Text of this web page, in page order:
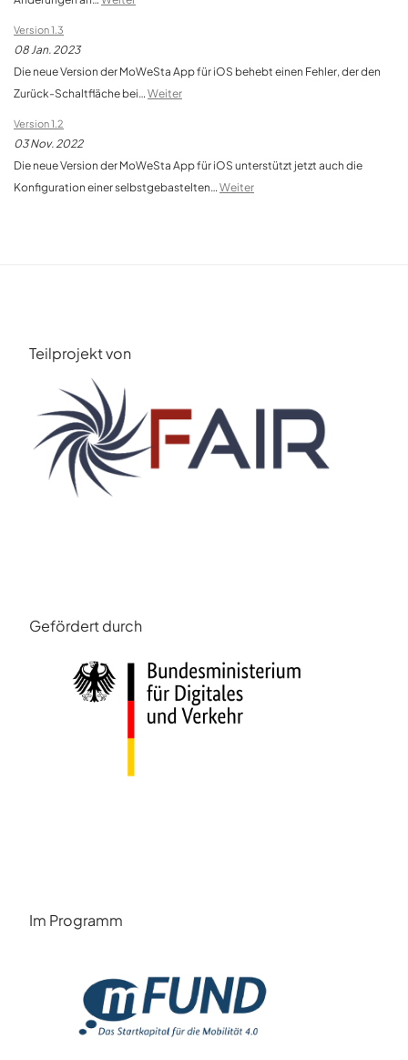
Version 1.3
08 Jan. 2023
Die neue Version der MoWeSta App für iOS behebt einen Fehler, der den
Zurück-Schaltfläche bei… Weiter
Version 1.2
03 Nov. 2022
Die neue Version der MoWeSta App für iOS unterstützt jetzt auch die
Konfiguration einer selbstgebastelten… Weiter
Teilprojekt von
Gefördert durch
Im Programm